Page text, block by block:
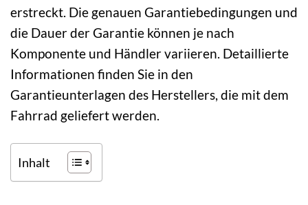
erstreckt. Die genauen Garantiebedingungen und
die Dauer der Garantie können je nach
Komponente und Händler variieren. Detaillierte
Informationen finden Sie in den
Garantieunterlagen des Herstellers, die mit dem
Fahrrad geliefert werden.
Inhalt